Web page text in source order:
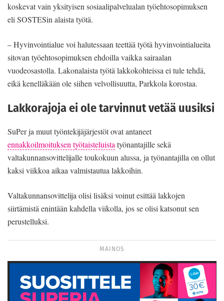
koskevat vain yksityisen sosiaalipalvelualan työehtosopimuksen
eli SOSTESin alaista työtä.
– Hyvinvointialue voi halutessaan teettää työtä hyvinvointialueita
sitovan työehtosopimuksen ehdoilla vaikka sairaalan
vuodeosastolla. Lakonalaista työtä lakkokohteissa ei tule tehdä,
eikä kenelläkään ole siihen velvollisuutta, Parkkola korostaa.
Lakkorajoja ei ole tarvinnut vetää uusiksi
SuPer ja muut työntekijäjärjestöt ovat antaneet
ennakkoilmoituksen työtaisteluista työnantajille sekä
valtakunnansovittelijalle toukokuun alussa, ja työnantajilla on ollut
kaksi viikkoa aikaa valmistautua lakkoihin.
Valtakunnansovittelija olisi lisäksi voinut esittää lakkojen
siirtämistä enintään kahdella viikolla, jos se olisi katsonut sen
perustelluksi.
MAINOS